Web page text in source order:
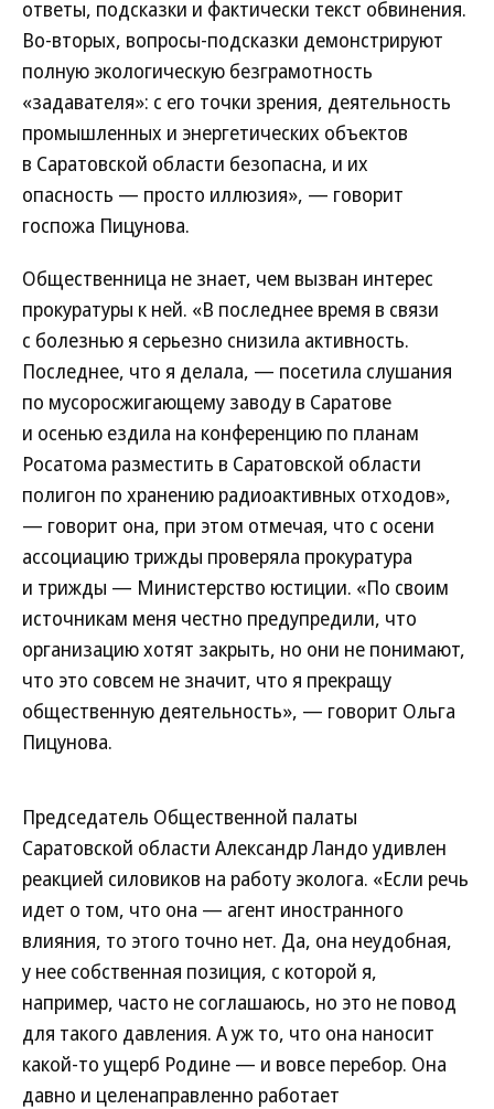
ответы, подсказки и фактически текст обвинения.
Во‑вторых, вопросы-подсказки демонстрируют
полную экологическую безграмотность
«задавателя»: с его точки зрения, деятельность
промышленных и энергетических объектов
в Саратовской области безопасна, и их
опасность — просто иллюзия», — говорит
госпожа Пицунова.
Общественница не знает, чем вызван интерес
прокуратуры к ней. «В последнее время в связи
с болезнью я серьезно снизила активность.
Последнее, что я делала, — посетила слушания
по мусоросжигающему заводу в Саратове
и осенью ездила на конференцию по планам
Росатома разместить в Саратовской области
полигон по хранению радиоактивных отходов»,
— говорит она, при этом отмечая, что с осени
ассоциацию трижды проверяла прокуратура
и трижды — Министерство юстиции. «По своим
источникам меня честно предупредили, что
организацию хотят закрыть, но они не понимают,
что это совсем не значит, что я прекращу
общественную деятельность», — говорит Ольга
Пицунова.
Председатель Общественной палаты
Саратовской области Александр Ландо удивлен
реакцией силовиков на работу эколога. «Если речь
идет о том, что она — агент иностранного
влияния, то этого точно нет. Да, она неудобная,
у нее собственная позиция, с которой я,
например, часто не соглашаюсь, но это не повод
для такого давления. А уж то, что она наносит
какой-то ущерб Родине — и вовсе перебор. Она
давно и целенаправленно работает